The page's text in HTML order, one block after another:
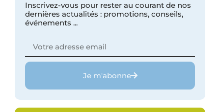
Inscrivez-vous pour rester au courant de nos
dernières actualités : promotions, conseils,
événements ...
Je m'abonne